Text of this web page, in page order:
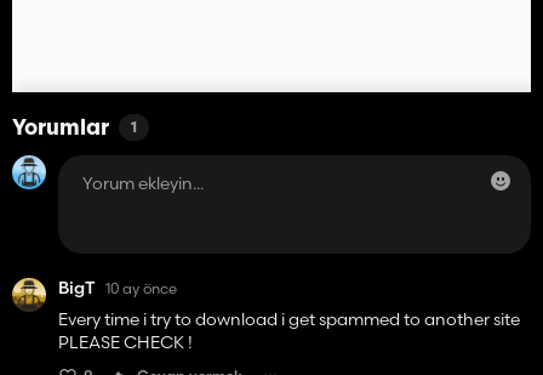
Yorumlar 1
BigT 10 ay önce
Every time i try to download i get spammed to another site
PLEASE CHECK !